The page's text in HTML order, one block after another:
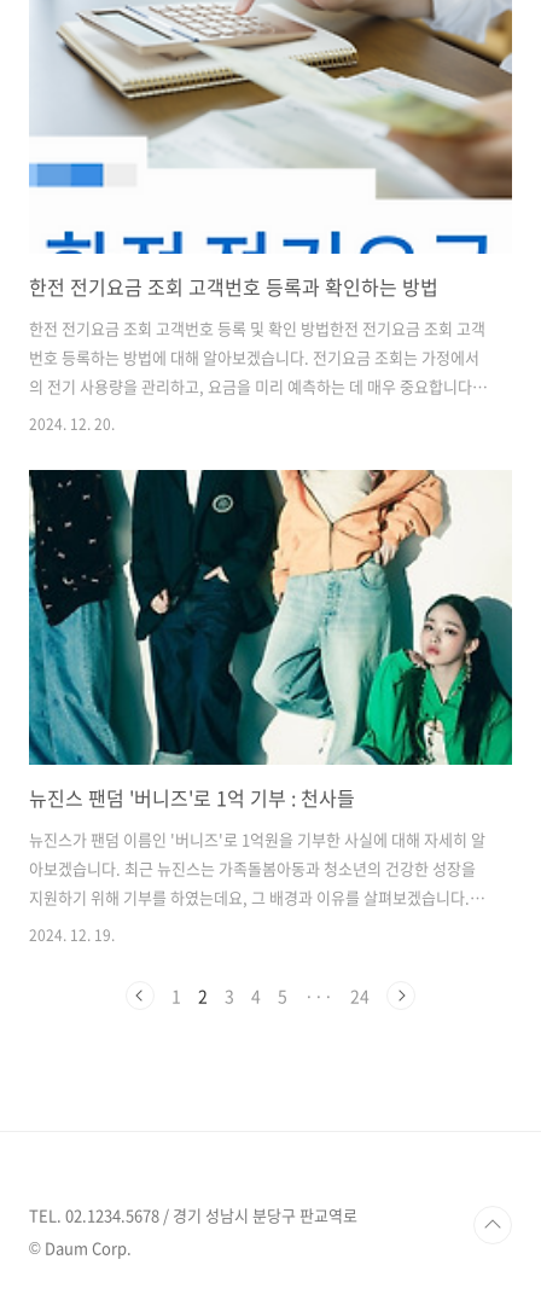
은 영양소와 활성 성분을 함유하고 있어, 건강 보조 식품으로 인기가 높
습니다. 역사적으로도 산삼은 왕족과 귀족들이 즐겨 찾던 귀한 약재로,
그 가치는 매우 높았습니다. 산삼의 효능 산삼의 효능은 다양합니다. 대
한전 전기요금 조회 고객번호 등록과 확인하는 방법
한전 전기요금 조회 고객번호 등록 및 확인 방법한전 전기요금 조회 고객
번호 등록하는 방법에 대해 알아보겠습니다. 전기요금 조회는 가정에서
의 전기 사용량을 관리하고, 요금을 미리 예측하는 데 매우 중요합니다.
특히, 고객번호 등록을 통해 보다 쉽게 요금을 확인할 수 있습니다. 이번
고객번호를 등록하고 확인하는 방법을 4가지로 나누어 구체적으로 설명
하겠습니다.전기요금 조회는 가정의 전기 사용량을 관리하는 데 필수적
입니다. 고객번호를 등록하면, 전기요금을 쉽게 확인할 수 있을 뿐만 아
니라, 요금 납부 내역도 간편하게 조회할 수 있습니다. 또한, 고객번호를
통해 전기 사용량을 분석하고, 절약할 수 있는 방법을 모색할 수 있습니
다. 1. 한전 ..
2024. 12. 20.
뉴진스 팬덤 '버니즈'로 1억 기부 : 천사들
뉴진스가 팬덤 이름인 '버니즈'로 1억원을 기부한 사실에 대해 자세히 알
아보겠습니다. 최근 뉴진스는 가족돌봄아동과 청소년의 건강한 성장을
지원하기 위해 기부를 하였는데요, 그 배경과 이유를 살펴보겠습니다.뉴
진스는 최근 K-POP 씬에서 큰 인기를 끌고 있는 그룹으로, 그들의 팬덤
임을 다하는 모습으로도 주목받고 있습니다. 팬덤 '버니즈'는 뉴진스의
2024. 12. 19.
1 2 3 4 5 ··· 24
TEL. 02.1234.5678 / 경기 성남시 분당구 판교역로
© Daum Corp.